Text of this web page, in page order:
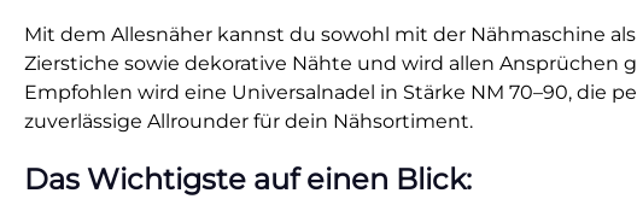
Mit dem Allesnäher kannst du sowohl mit der Nähmaschine
Zierstiche sowie dekorative Nähte und wird allen Ansprüchen
Empfohlen wird eine Universalnadel in Stärke NM 70–90, die
zuverlässige Allrounder für dein Nähsortiment.
Das Wichtigste auf einen Blick: